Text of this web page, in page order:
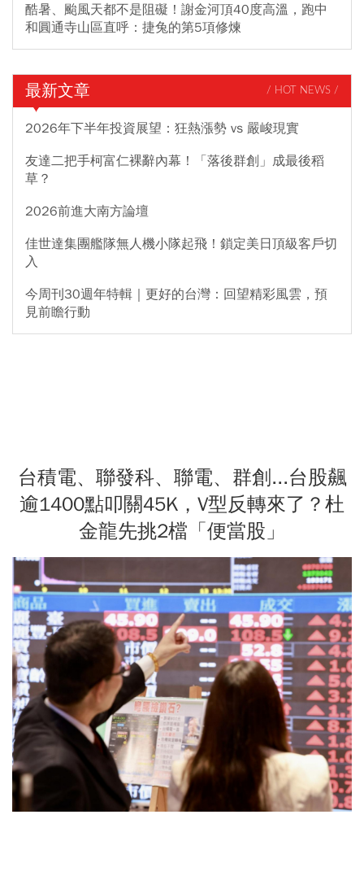
酷暑、颱風天都不是阻礙！謝金河頂40度高溫，跑中
和圓通寺山區直呼：捷兔的第5項修煉
最新文章 / HOT NEWS /
2026年下半年投資展望：狂熱漲勢 vs 嚴峻現實
友達二把手柯富仁裸辭內幕！「落後群創」成最後稻
草？
2026前進大南方論壇
佳世達集團艦隊無人機小隊起飛！鎖定美日頂級客戶切
入
今周刊30週年特輯｜更好的台灣：回望精彩風雲，預
見前瞻行動
台積電、聯發科、聯電、群創...台股飆
逾1400點叩關45K，V型反轉來了？杜
金龍先挑2檔「便當股」